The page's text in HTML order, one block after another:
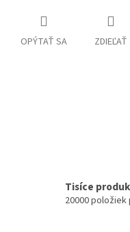
OPÝTAŤ SA ZDIEĽAŤ
Tisíce
20000